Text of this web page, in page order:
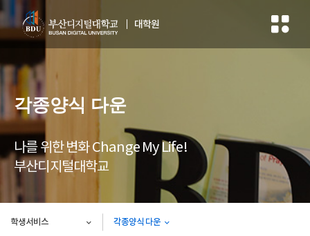
대학원
각종양식 다운
나를 위한 변화 Change My Life!
부산디지털대학교
학생서비스 각종양식 다운